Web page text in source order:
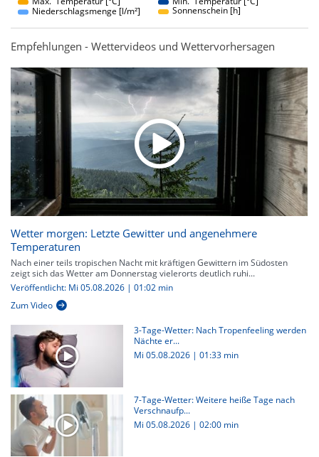
Niederschlagsmenge [l/m²]
Sonnenschein [h]
Empfehlungen - Wettervideos und Wettervorhersagen
Wetter morgen: Letzte Gewitter und angenehmere
Temperaturen
Nach einer teils tropischen Nacht mit kräftigen Gewittern im Südosten
zeigt sich das Wetter am Donnerstag vielerorts deutlich ruhi...
Veröffentlicht: Mi 05.08.2026 | 01:02 min
Zum Video
3-Tage-Wetter: Nach Tropenfeeling werden
Nächte er...
Mi 05.08.2026 | 01:33 min
7-Tage-Wetter: Weitere heiße Tage nach
Verschnaufp...
Mi 05.08.2026 | 02:00 min